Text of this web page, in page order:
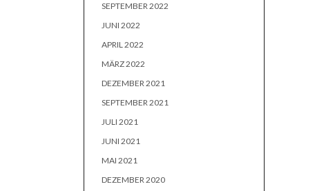
SEPTEMBER 2022
JUNI 2022
APRIL 2022
MÄRZ 2022
DEZEMBER 2021
SEPTEMBER 2021
JULI 2021
JUNI 2021
MAI 2021
DEZEMBER 2020